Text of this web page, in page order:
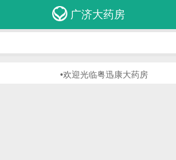
广济大药房
•欢迎光临粤迅康大药房